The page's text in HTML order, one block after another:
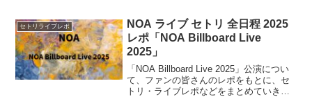
皮切りに、11月まで複数の都市で公演が
予定されています。
セトリライブレポ
NOA ライブ セトリ 全日程 2025
レポ「NOA Billboard Live
2025」
「NOA Billboard Live 2025」公演につい
て、ファンの皆さんのレポをもとに、セ
トリ・ライブレポなどをまとめていきま